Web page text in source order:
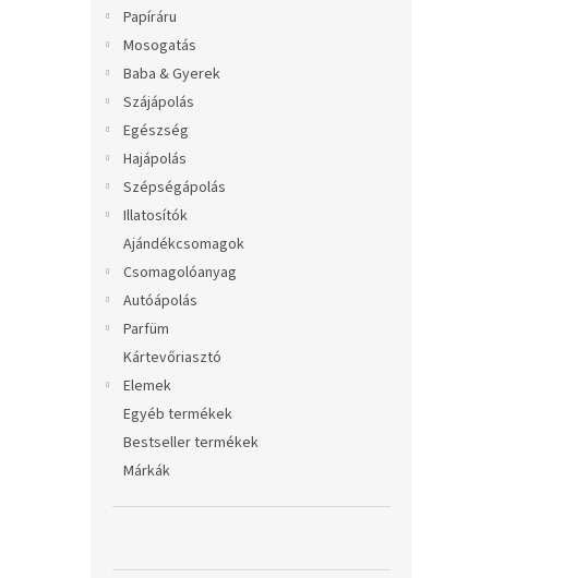
Papíráru
Mosogatás
Baba & Gyerek
Szájápolás
Egészség
Hajápolás
Szépségápolás
Illatosítók
Ajándékcsomagok
Csomagolóanyag
Autóápolás
Parfüm
Kártevőriasztó
Elemek
Egyéb termékek
Bestseller termékek
Márkák